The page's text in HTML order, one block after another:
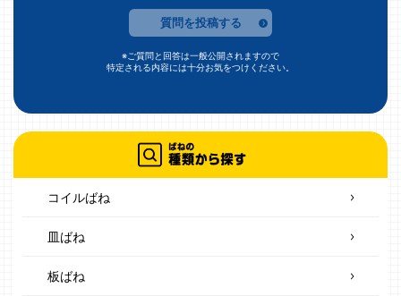
質問を投稿する
※ご質問と回答は一般公開されますので
特定される内容には十分お気をつけください。
コイルばね
皿ばね
板ばね